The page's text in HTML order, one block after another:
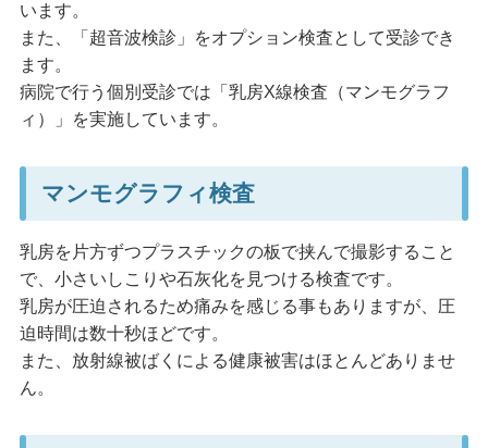
います。
また、「超音波検診」をオプション検査として受診でき
ます。
病院で行う個別受診では「乳房X線検査（マンモグラフ
ィ）」を実施しています。
マンモグラフィ検査
乳房を片方ずつプラスチックの板で挟んで撮影すること
で、小さいしこりや石灰化を見つける検査です。
乳房が圧迫されるため痛みを感じる事もありますが、圧
迫時間は数十秒ほどです。
また、放射線被ばくによる健康被害はほとんどありませ
ん。